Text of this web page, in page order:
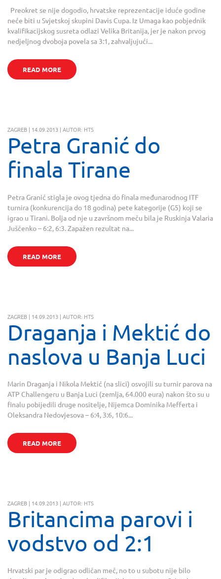
Preokret se nije dogodio, hrvatske reprezentacije iduće godine
neće biti u Svjetskoj skupini Davis Cupa. Iz Umaga kao pobjednik
kvalifikacijskog susreta odlazi Velika Britanija, jer je nakon prvog
nedjeljnog dvoboja povela sa 3:1, zahvaljujući...
READ MORE
ZAGREB | 14.09.2013 | AUTOR: HTS
Petra Granić do
finala Tirane
Petra Granić stigla je ovog tjedna do finala međunarodnog ITF
turnira (konkurencija do 18 godina) pete kategorije (G5) koji se
igrao u Tirani. Bolja od nje u završnom meču bila je Ruskinja Valaria
Juščenko – 6:2, 6:3. Zapažen rezultat na...
READ MORE
ZAGREB | 14.09.2013 | AUTOR: HTS
Draganja i Mektić do
naslova u Banja Luci
Marin Draganja i Nikola Mektić (na slici) osvojili su turnir parova na
ATP Challengeru u Banja Luci (zemlja, 64.000 eura) nakon što su u
finalu pobijedili druge nositelje, Nijemca Dominika Mefferta i
Oleksandra Nedovjesova – 6:4, 3:6, 10:6...
READ MORE
ZAGREB | 14.09.2013 | AUTOR: HTS
Britancima parovi i
vodstvo od 2:1
Hrvatski par je odigrao odličan meč, no to u subotu nije bilo